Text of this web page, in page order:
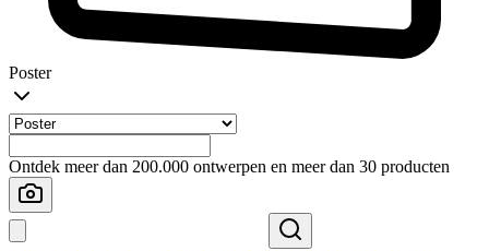
Poster
Ontdek meer dan 200.000 ontwerpen en meer dan 30 producten